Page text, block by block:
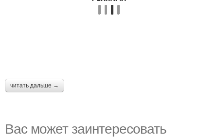
читать дальше →
Вас может заинтересовать